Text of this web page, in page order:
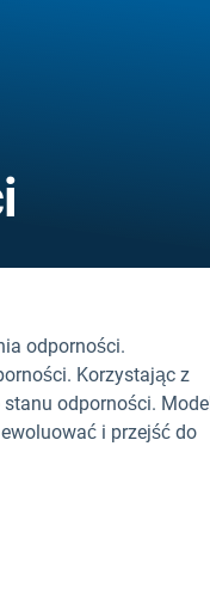
odporności.
Korzystając z
odporności. Model
i przejść do